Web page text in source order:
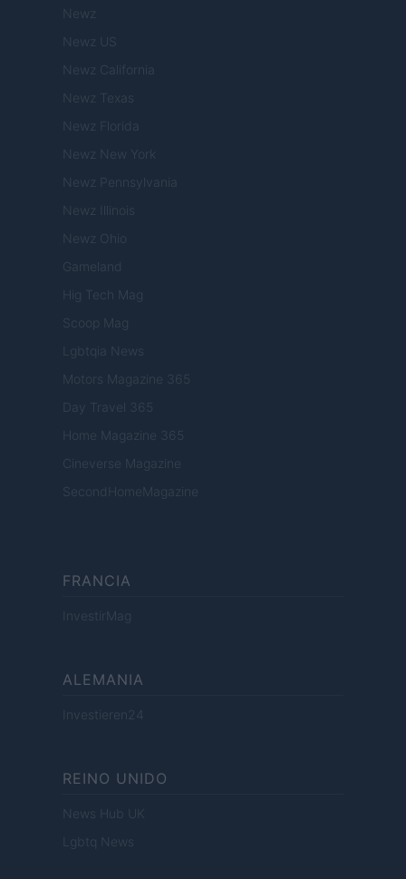
Newz
Newz US
Newz California
Newz Texas
Newz Florida
Newz New York
Newz Pennsylvania
Newz Illinois
Newz Ohio
Gameland
Hig Tech Mag
Scoop Mag
Lgbtqia News
Motors Magazine 365
Day Travel 365
Home Magazine 365
Cineverse Magazine
SecondHomeMagazine
FRANCIA
InvestirMag
ALEMANIA
Investieren24
REINO UNIDO
News Hub UK
Lgbtq News